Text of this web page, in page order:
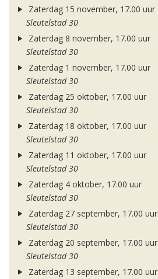
Zaterdag 15 november, 17.00 uur
Sleutelstad 30
Zaterdag 8 november, 17.00 uur
Sleutelstad 30
Zaterdag 1 november, 17.00 uur
Sleutelstad 30
Zaterdag 25 oktober, 17.00 uur
Sleutelstad 30
Zaterdag 18 oktober, 17.00 uur
Sleutelstad 30
Zaterdag 11 oktober, 17.00 uur
Sleutelstad 30
Zaterdag 4 oktober, 17.00 uur
Sleutelstad 30
Zaterdag 27 september, 17.00 uur
Sleutelstad 30
Zaterdag 20 september, 17.00 uur
Sleutelstad 30
Zaterdag 13 september, 17.00 uur